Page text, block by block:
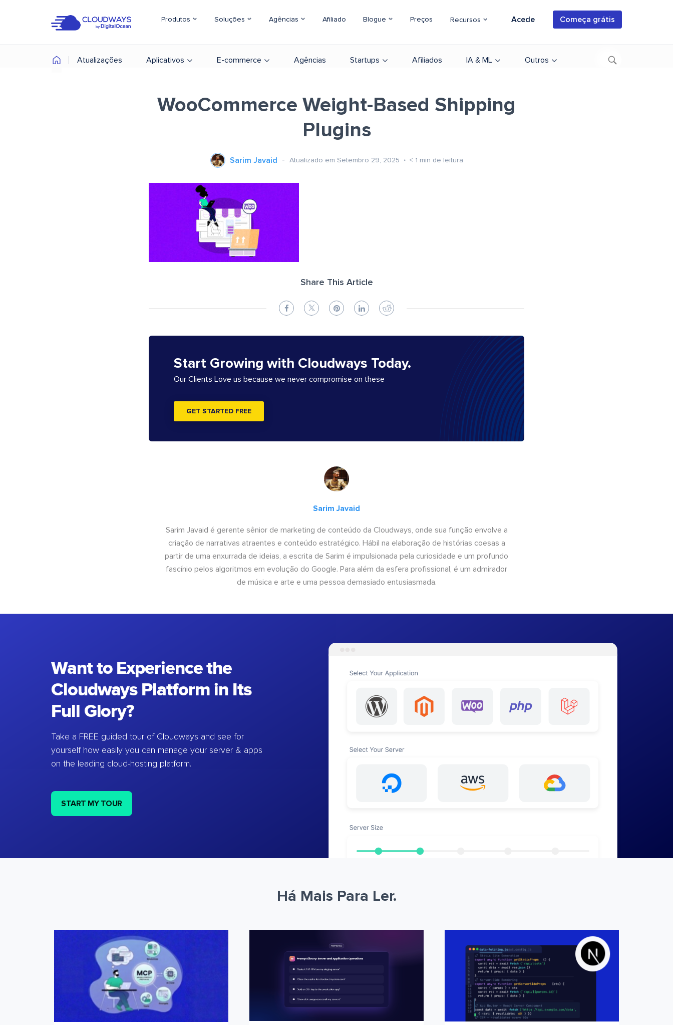
Produtos Soluções Agências Afiliado Blogue Preços Recursos Acede Começa grátis
Atualizações Aplicativos E-commerce Agências Startups Afiliados IA & ML Outros
WooCommerce Weight-Based Shipping
Plugins
Sarim Javaid Atualizado em Setembro 29, 2025 < 1 min de leitura
Share This Article
Start Growing with Cloudways Today.
Our Clients Love us because we never compromise on these
GET STARTED FREE
Sarim Javaid
Sarim Javaid é gerente sênior de marketing de conteúdo da Cloudways, onde sua função envolve a
criação de narrativas atraentes e conteúdo estratégico. Hábil na elaboração de histórias coesas a
partir de uma enxurrada de ideias, a escrita de Sarim é impulsionada pela curiosidade e um profundo
fascínio pelos algoritmos em evolução do Google. Para além da esfera profissional, é um admirador
de música e arte e uma pessoa demasiado entusiasmada.
Want to Experience the
Cloudways Platform in Its
Full Glory?
Take a FREE guided tour of Cloudways and see for
yourself how easily you can manage your server & apps
on the leading cloud-hosting platform.
START MY TOUR
Há Mais Para Ler.